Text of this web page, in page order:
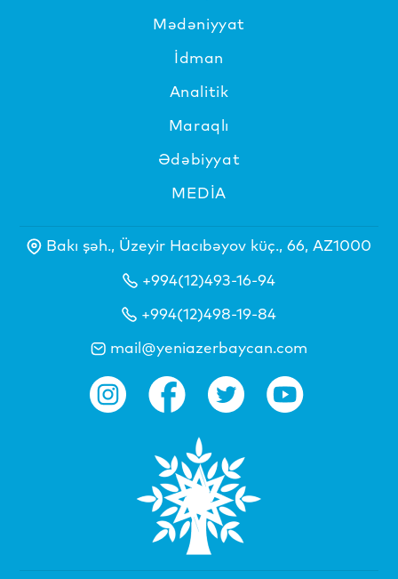
Mədəniyyat
İdman
Analitik
Maraqlı
Ədəbiyyat
MEDİA
Bakı şəh., Üzeyir Hacıbəyov küç., 66, AZ1000
+994(12)493-16-94
+994(12)498-19-84
mail@yeniazerbaycan.com